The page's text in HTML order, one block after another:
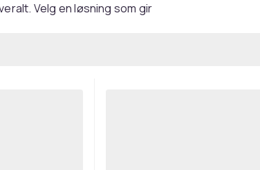
Velg en løsning som gir